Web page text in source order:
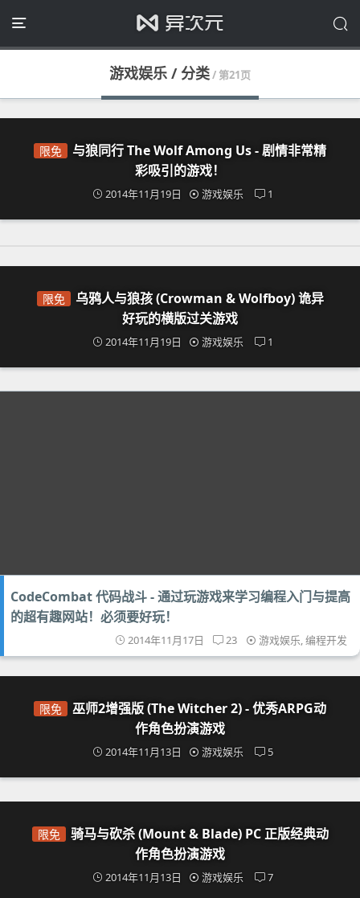
游戏娱乐 / 分类/ 第21页
限免
与狼同行 The Wolf Among Us - 剧情非常精
彩吸引的游戏！
2014年11月19日 游戏娱乐 1
限免
乌鸦人与狼孩 (Crowman & Wolfboy) 诡异
好玩的横版过关游戏
2014年11月19日 游戏娱乐 1
CodeCombat 代码战斗 - 通过玩游戏来学习编程入门与提高
的超有趣网站！必须要好玩！
2014年11月17日 23 游戏娱乐,编程开发
限免
巫师2增强版 (The Witcher 2) - 优秀ARPG动
作角色扮演游戏
2014年11月13日 游戏娱乐 5
限免
骑马与砍杀 (Mount & Blade) PC 正版经典动
作角色扮演游戏
2014年11月13日 游戏娱乐 7